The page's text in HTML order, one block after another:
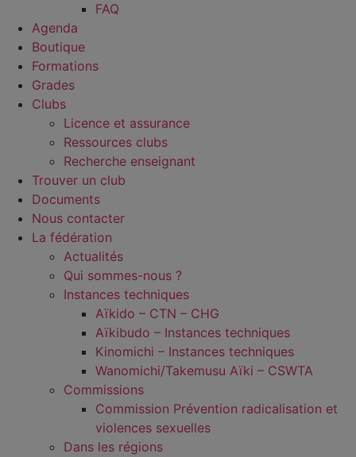
FAQ
Agenda
Boutique
Formations
Grades
Clubs
Licence et assurance
Ressources clubs
Recherche enseignant
Trouver un club
Documents
Nous contacter
La fédération
Actualités
Qui sommes-nous ?
Instances techniques
Aïkido – CTN – CHG
Aïkibudo – Instances techniques
Kinomichi – Instances techniques
Wanomichi/Takemusu Aïki – CSWTA
Commissions
Commission Prévention radicalisation et
violences sexuelles
Dans les régions